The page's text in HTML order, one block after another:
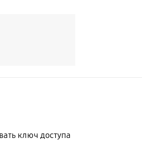
ключ доступа